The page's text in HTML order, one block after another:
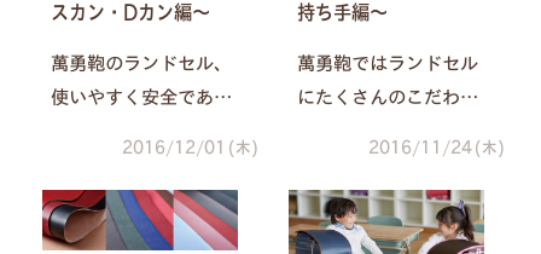
当てのこだわりをご紹
介いたします！
のもあるんです…。
スカン・Dカン編～
萬勇鞄のランドセル、
使いやすく安全である
セルの各パーツにも、
細かい工夫をたくさん
2016/12/01(木)
持ち手編～
萬勇鞄ではランドセル
にたくさんのこだわり
とつひとつにも、使い
やすくなるような工夫
2016/11/24(木)